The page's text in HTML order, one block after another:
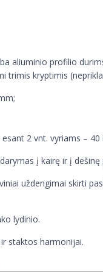
aliuminio profilio
trimis kryptimis
2 vnt. vyriams – 40
į kairę ir į dešinę
uždengimai skirti
lydinio.
staktos harmonijai.